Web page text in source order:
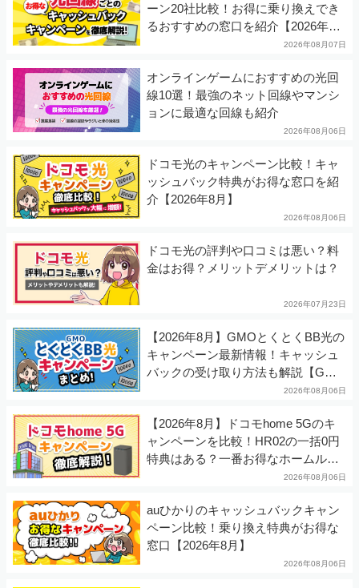
ーン20社比較！お得に乗り換えでき
るおすすめの窓口を紹介【2026年8
2026年08月07日
オンラインゲームにおすすめの光回
線10選！最強のネット回線やマンシ
ョンに最適な回線も紹介
2026年08月06日
ドコモ光のキャンペーン比較！キャ
ッシュバック特典がお得な窓口を紹
介【2026年8月】
2026年08月06日
ドコモ光の評判や口コミは悪い？料
金はお得？メリットデメリットは？
2026年07月23日
【2026年8月】GMOとくとくBB光の
キャンペーン最新情報！キャッシュ
バックの受け取り方法も解説【GMO
2026年08月06日
【2026年8月】ドコモhome 5Gのキ
ャンペーンを比較！HR02の一括0円
特典はある？一番お得なホームルー
2026年08月06日
auひかりのキャッシュバックキャン
ペーン比較！乗り換え特典がお得な
窓口【2026年8月】
2026年08月06日